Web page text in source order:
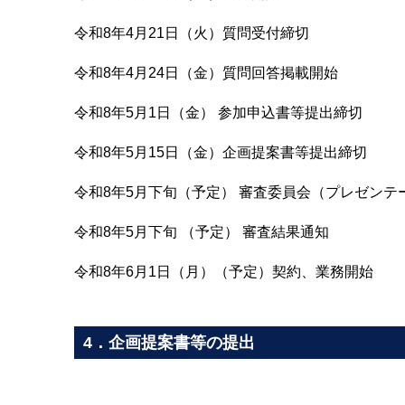
令和8年4月21日（火）質問受付締切
令和8年4月24日（金）質問回答掲載開始
令和8年5月1日（金） 参加申込書等提出締切
令和8年5月15日（金）企画提案書等提出締切
令和8年5月下旬（予定） 審査委員会（プレゼンテ
令和8年5月下旬 （予定） 審査結果通知
令和8年6月1日（月）（予定）契約、業務開始
4．企画提案書等の提出